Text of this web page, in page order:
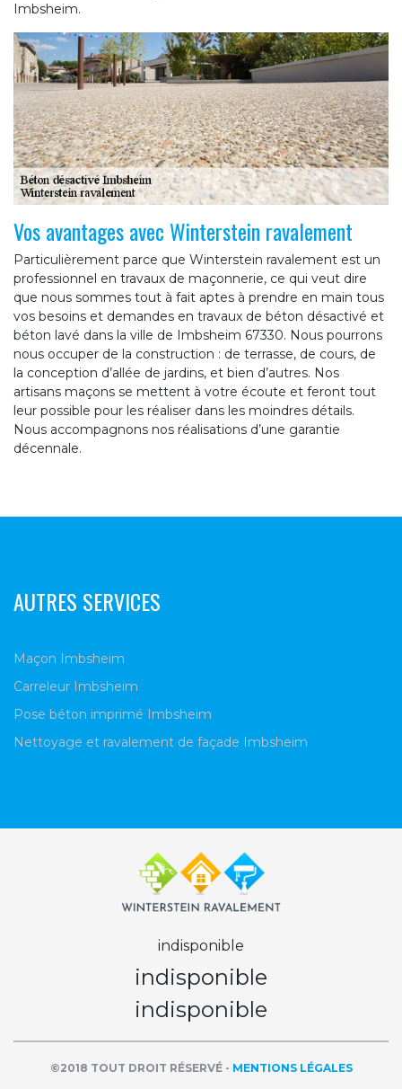
Imbsheim.
Vos avantages avec Winterstein ravalement
Particulièrement parce que Winterstein ravalement est un
professionnel en travaux de maçonnerie, ce qui veut dire
que nous sommes tout à fait aptes à prendre en main tous
vos besoins et demandes en travaux de béton désactivé et
béton lavé dans la ville de Imbsheim 67330. Nous pourrons
nous occuper de la construction : de terrasse, de cours, de
la conception d’allée de jardins, et bien d’autres. Nos
artisans maçons se mettent à votre écoute et feront tout
leur possible pour les réaliser dans les moindres détails.
Nous accompagnons nos réalisations d’une garantie
décennale.
AUTRES SERVICES
Maçon Imbsheim
Carreleur Imbsheim
Pose béton imprimé Imbsheim
Nettoyage et ravalement de façade Imbsheim
indisponible
indisponible
indisponible
©2018 TOUT DROIT RÉSERVÉ - MENTIONS LÉGALES